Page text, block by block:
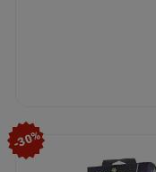
-30%